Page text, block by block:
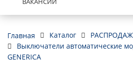
Главная Каталог
Выключатели автоматические
GENERICA